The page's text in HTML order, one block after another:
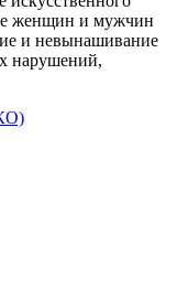
женщин и мужчин
и невынашивание
нарушений,